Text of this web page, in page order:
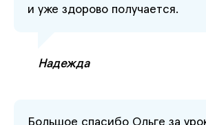
и уже здорово получается.
Надежда
Большое спасибо Ольге за